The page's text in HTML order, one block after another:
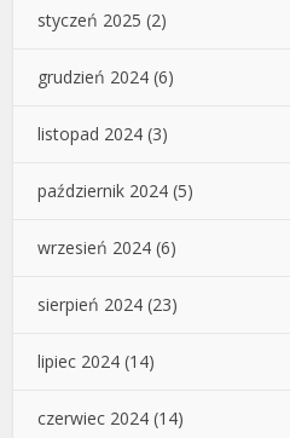
styczeń 2025 (2)
grudzień 2024 (6)
listopad 2024 (3)
październik 2024 (5)
wrzesień 2024 (6)
sierpień 2024 (23)
lipiec 2024 (14)
czerwiec 2024 (14)